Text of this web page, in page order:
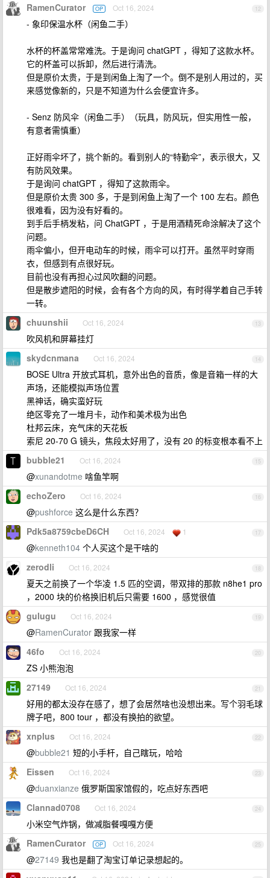
12
RamenCurator OP Oct 16, 2024
- 象印保温水杯（闲鱼二手）
水杯的杯盖常常难洗。于是询问 chatGPT ，得知了这款水杯。
它的杯盖可以拆卸，然后进行清洗。
但是原价太贵，于是到闲鱼上淘了一个。倒不是别人用过的，买
来感觉像新的，只是不知道为什么会便宜许多。
- Senz 防风伞（闲鱼二手）（玩具，防风玩，但实用性一般，
有意者需慎重）
正好雨伞坏了，挑个新的。看到别人的“特勤伞”，表示很大，又
有防风效果。
于是询问 chatGPT ，得知了这款雨伞。
但是原价太贵 300 多，于是到闲鱼上淘了一个 100 左右。颜色
很难看，因为没有好看的。
到手后手柄发粘，问 ChatGPT ，于是用酒精死命涂解决了这个
问题。
雨伞偏小，但开电动车的时候，雨伞可以打开。虽然平时穿雨
衣，但感到有点很好玩。
目前也没有再担心过风吹翻的问题。
但是散步遮阳的时候，会有各个方向的风，有时得学着自己手转
一转。
13
chuunshii Oct 16, 2024
吹风机和屏幕挂灯
14
skydcnmana Oct 16, 2024
BOSE Ultra 开放式耳机，意外出色的音质，像是音箱一样的大
声场，还能模拟声场位置
黑神话，确实蛮好玩
绝区零充了一堆月卡，动作和美术极为出色
杜邦云床，充气床的天花板
索尼 20-70 G 镜头，焦段太好用了，没有 20 的标变根本看不上
15
bubble21 Oct 16, 2024
@xunandotme 啥鱼竿啊
16
echoZero Oct 16, 2024
@pushforce 这么是什么东西？
17
Pdk5a8759cbeD6CH Oct 16, 2024 1
@kenneth104 个人买这个是干啥的
18
zerodli Oct 16, 2024
夏天之前换了一个华凌 1.5 匹的空调，带双排的那款 n8he1 pro
，2000 块的价格换旧机后只需要 1600 ，感觉很值
19
gulugu Oct 16, 2024
@RamenCurator 跟我家一样
20
46fo Oct 16, 2024
ZS 小熊泡泡
21
27149 Oct 16, 2024
好用的都太没存在感了，想了会居然啥也没想出来。写个羽毛球
牌子吧，800 tour ，都没有换拍的欲望。
22
xnplus Oct 16, 2024
@bubble21 短的小手杆，自己瞎玩，哈哈
23
Eissen Oct 16, 2024
@duanxianze 俄罗斯国家馆假的，吃点好东西吧
24
Clannad0708 Oct 16, 2024
小米空气炸锅，做减脂餐嘎嘎方便
25
RamenCurator OP Oct 16, 2024
@27149 我也是翻了淘宝订单记录想起的。